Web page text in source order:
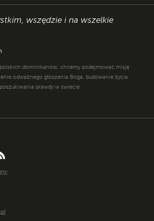
wszędzie i na wszelkie
dominikanów, chcemy podejmować misję
odważnego głoszenia Boga, budowanie życia
prawdy w świecie.